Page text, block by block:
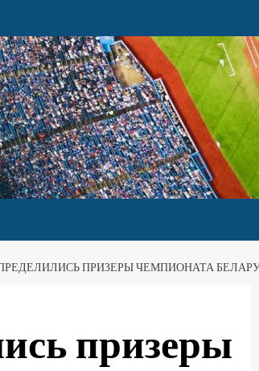
ПРИЗЕРЫ ЧЕМПИОНАТА
призеры